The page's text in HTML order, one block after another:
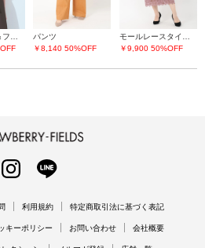
刺繍フィット＆フレアーワンピース
パンツ
￥8,140 50%OFF
モールレースタイトスカート
￥9,900 50%OFF
INSTAGRAM
利用規約 特定商取引法に基づく表記
キーポリシー お問い合わせ 会社概要